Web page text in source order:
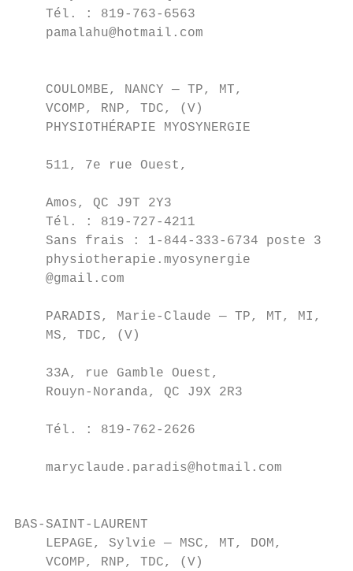
    Tél. : 819-763-6563
pamalahu@hotmail.com
    COULOMBE, NANCY — TP, MT,
VCOMP, RNP, TDC, (V)
    PHYSIOTHÉRAPIE MYOSYNERGIE
    511, 7e rue Ouest,
    Amos, QC J9T 2Y3
Tél. : 819-727-4211
Sans frais : 1-844-333-6734 poste 3
physiotherapie.myosynergie
@gmail.com
PARADIS, Marie-Claude — TP, MT, MI,
MS, TDC, (V)
33A, rue Gamble Ouest,
    Rouyn-Noranda, QC J9X 2R3
    Tél. : 819-762-2626
    maryclaude.paradis@hotmail.com
BAS-SAINT-LAURENT
LEPAGE, Sylvie — MSC, MT, DOM,
    VCOMP, RNP, TDC, (V)